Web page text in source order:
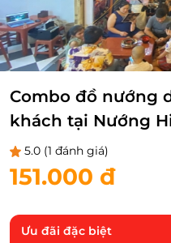
Combo đồ nướng
khách tại Nướng
5.0 (1 đánh giá)
151.000 đ
Ưu đãi đặc biệt